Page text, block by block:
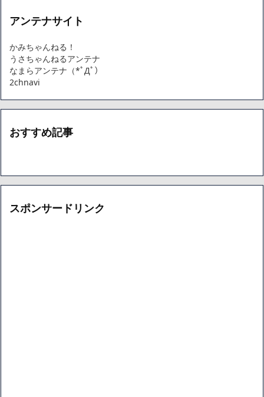
アンテナサイト
かみちゃんねる！
うさちゃんねるアンテナ
なまらアンテナ（*ﾟДﾟ）
2chnavi
おすすめ記事
スポンサードリンク